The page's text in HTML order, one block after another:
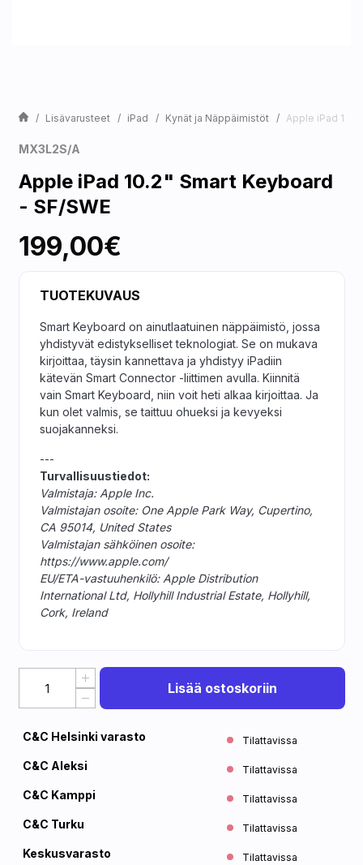
Lisävarusteet iPad Kynät ja Näppäimistöt Apple iPad
MX3L2S/A
Apple iPad 10.2" Smart Keyboard
- SF/SWE
199,00€
TUOTEKUVAUS
Smart Keyboard on ainutlaatuinen näppäimistö, jossa
yhdistyvät edistykselliset teknologiat. Se on mukava
kirjoittaa, täysin kannettava ja yhdistyy iPadiin
kätevän Smart Connector -liittimen avulla. Kiinnitä
vain Smart Keyboard, niin voit heti alkaa kirjoittaa. Ja
kun olet valmis, se taittuu ohueksi ja kevyeksi
suojakanneksi.
---
Turvallisuustiedot:
Valmistaja: Apple Inc.
Valmistajan osoite: One Apple Park Way, Cupertino,
CA 95014, United States
Valmistajan sähköinen osoite:
https://www.apple.com/
EU/ETA-vastuuhenkilö: Apple Distribution
International Ltd, Hollyhill Industrial Estate, Hollyhill,
Cork, Ireland
Lisää ostoskoriin
C&C Helsinki varasto Tilattavissa
C&C Aleksi Tilattavissa
C&C Kamppi Tilattavissa
C&C Turku Tilattavissa
Keskusvarasto Tilattavissa